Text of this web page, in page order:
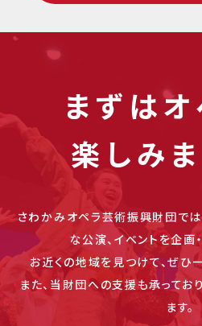
まずは
楽しみま
さわかみオペラ芸術振興財団で
な公演、イベントを企画
お近くの地域を見つけて、ぜひ
また、当財団への支援も承ってお
ます。